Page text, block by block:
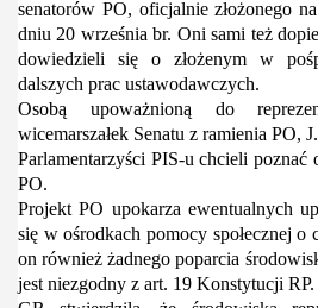
senatorów PO, oficjalnie złożonego
dniu 20 września br. Oni sami też
dowiedzieli się o złożenym w
dalszych prac ustawodawczych.
Osobą upoważnioną do
wicemarszałek Senatu z ramienia PO,
Parlamentarzyści PIS-u chcieli
PO.
Projekt PO upokarza ewentualnych
się w ośrodkach pomocy społecznej o
on również żadnego poparcia
jest niezgodny z art. 19 Konstytucji RP.